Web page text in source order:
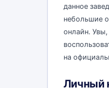
данное
небольшие
онлайн.
на
Личный